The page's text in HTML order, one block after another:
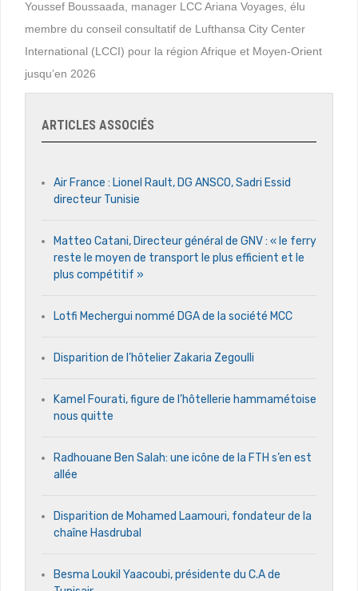
Youssef Boussaada, manager LCC Ariana Voyages, élu
membre du conseil consultatif de Lufthansa City Center
International (LCCI) pour la région Afrique et Moyen-Orient
jusqu’en 2026
ARTICLES ASSOCIÉS
Air France : Lionel Rault, DG ANSCO, Sadri Essid
directeur Tunisie
Matteo Catani, Directeur général de GNV : « le ferry
reste le moyen de transport le plus efficient et le
plus compétitif »
Lotfi Mechergui nommé DGA de la société MCC
Disparition de l’hôtelier Zakaria Zegoulli
Kamel Fourati, figure de l’hôtellerie hammamétoise
nous quitte
Radhouane Ben Salah: une icône de la FTH s’en est
allée
Disparition de Mohamed Laamouri, fondateur de la
chaîne Hasdrubal
Besma Loukil Yaacoubi, présidente du C.A de